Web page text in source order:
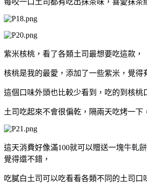
紫米核桃，看了各類土司最想要吃這款，
核桃是我的最愛，添加了一些紫米，覺得
這個口味外頭也比較少看到，吃的到核桃
土司吃起來不會很偏乾，隔兩天吃烤一下
這天消費好像滿100就可以贈送一塊牛軋餅
覺得還不錯，
吃膩白土司可以吃看看各類不同的土司口